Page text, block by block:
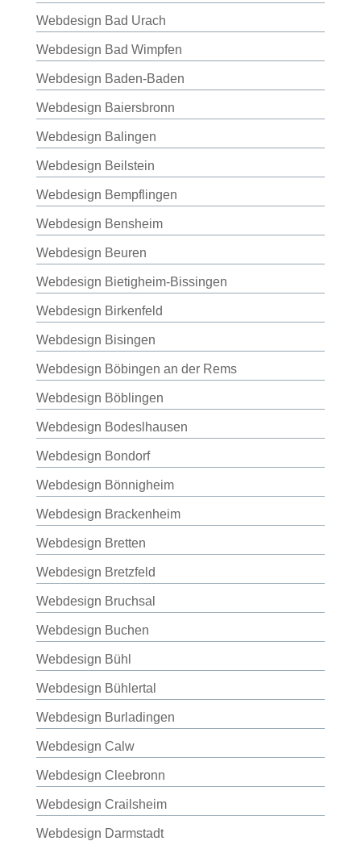
Webdesign Bad Urach
Webdesign Bad Wimpfen
Webdesign Baden-Baden
Webdesign Baiersbronn
Webdesign Balingen
Webdesign Beilstein
Webdesign Bempflingen
Webdesign Bensheim
Webdesign Beuren
Webdesign Bietigheim-Bissingen
Webdesign Birkenfeld
Webdesign Bisingen
Webdesign Böbingen an der Rems
Webdesign Böblingen
Webdesign Bodeslhausen
Webdesign Bondorf
Webdesign Bönnigheim
Webdesign Brackenheim
Webdesign Bretten
Webdesign Bretzfeld
Webdesign Bruchsal
Webdesign Buchen
Webdesign Bühl
Webdesign Bühlertal
Webdesign Burladingen
Webdesign Calw
Webdesign Cleebronn
Webdesign Crailsheim
Webdesign Darmstadt